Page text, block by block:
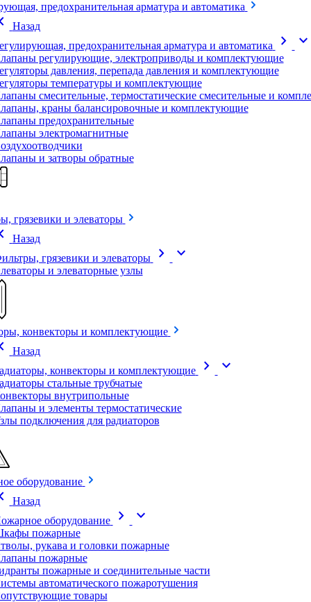
предохранительная арматура и автоматика
Назад
предохранительная арматура и автоматика
chevron_right expand_more
регулирующие, электроприводы и комплектующие
давления, перепада давления и комплектующие
температуры и комплектующие
смесительные, термостатические смесительные и
краны балансировочные и комплектующие
предохранительные
электромагнитные
и затворы обратные
грязевики и элеваторы
Назад
грязевики и элеваторы
chevron_right expand_more
и элеваторные узлы
конвекторы и комплектующие
Назад
конвекторы и комплектующие
chevron_right expand_more
стальные трубчатые
внутрипольные
и элементы термостатические
подключения для радиаторов
оборудование
Назад
оборудование
chevron_right expand_more
пожарные
рукава и головки пожарные
пожарные
пожарные и соединительные части
автоматического пожаротушения
товары